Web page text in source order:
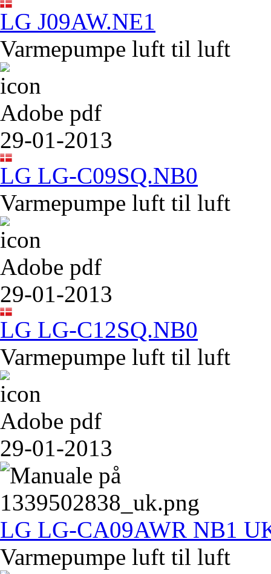
LG J09AW.NE1
Varmepumpe luft til luft
Adobe pdf
29-01-2013
LG LG-C09SQ.NB0
Varmepumpe luft til luft
Adobe pdf
29-01-2013
LG LG-C12SQ.NB0
Varmepumpe luft til luft
Adobe pdf
29-01-2013
LG LG-CA09AWR NB1
Varmepumpe luft til luft